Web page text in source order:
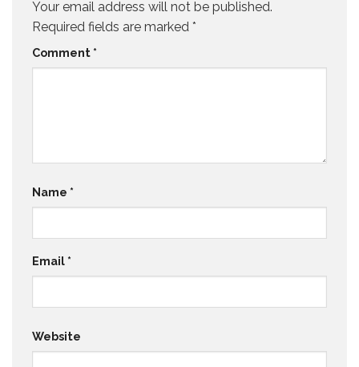
Your email address will not be published.
Required fields are marked *
Comment *
Name *
Email *
Website